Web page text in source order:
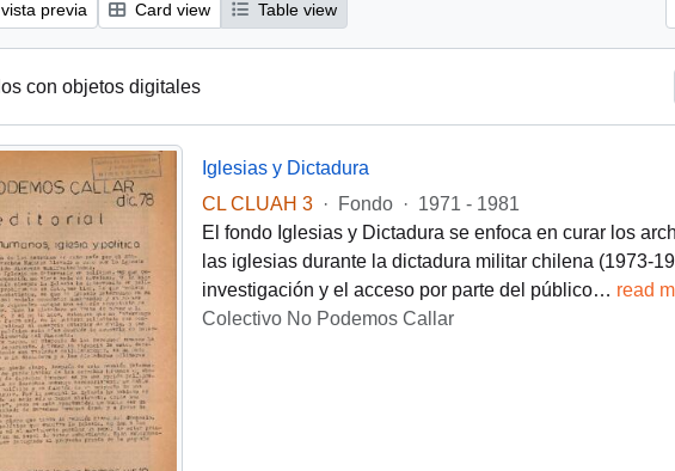
previa Card view Table view
con objetos digitales
Iglesias y Dictadura
CL CLUAH 3
· Fondo · 1971 - 1981
El fondo Iglesias y Dictadura se enfoca en curar los
las iglesias durante la dictadura militar chilena (1973-
investigación y el acceso por parte del público… read
Colectivo No Podemos Callar